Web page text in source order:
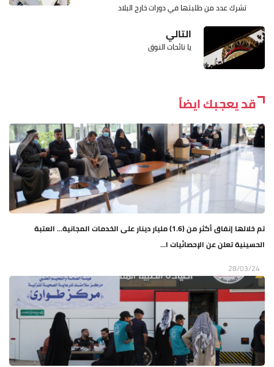
تشرك عدد من طلبتها في دورات خارج البلاد
التالي
يا نائحات النوق
قد يعجبك ايضاً
تم خلالها إنفاق أكثر من (1.6) مليار دينار على الخدمات المجانية… العتبة
الحسينية تعلن عن الإحصائيات ا...
28/03/24